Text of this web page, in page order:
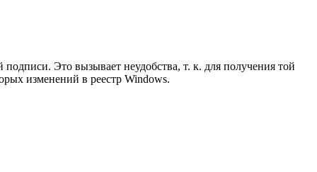
Это вызывает неудобства, т. к. для получения той
изменений в реестр Windows.